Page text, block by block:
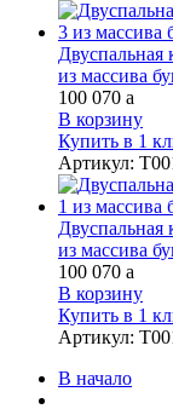
Двуспальная
из массива
100 070 a
В корзину
Купить в 1
Артикул:
Двуспальная
из массива
100 070 a
В корзину
Купить в 1
Артикул:
В начало